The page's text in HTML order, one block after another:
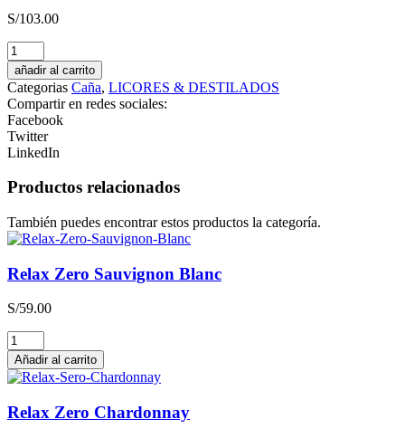
S/103.00
CONCIERE
GIN
Destilado
Americano
cantidad
añadir al carrito
Categorias Caña, LICORES & DESTILADOS
Compartir en redes sociales:
Facebook
Twitter
LinkedIn
Productos relacionados
También puedes encontrar estos productos la categoría.
Relax Zero Sauvignon Blanc
S/59.00
Relax
Zero
Sauvignon
Blanc
cantidad
Añadir al carrito
Relax Zero Chardonnay